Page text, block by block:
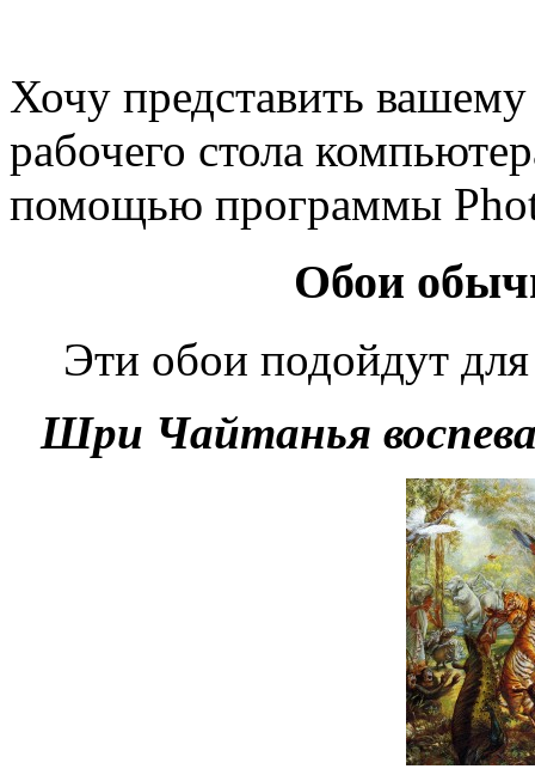
Хочу представить
рабочего стола
помощью программы
Обои
Эти обои подойдут
Шри Чайтанья